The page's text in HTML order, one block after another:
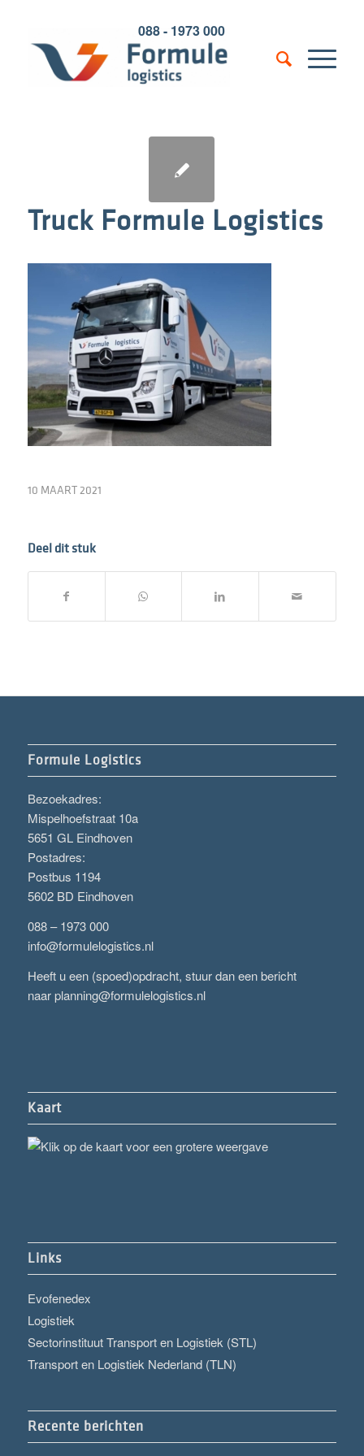
088 - 1973 000
Truck Formule Logistics
10 MAART 2021
Deel dit stuk
Formule Logistics
Bezoekadres:
Mispelhoefstraat 10a
5651 GL Eindhoven
Postadres:
Postbus 1194
5602 BD Eindhoven
088 – 1973 000
info@formulelogistics.nl
Heeft u een (spoed)opdracht, stuur dan een bericht
naarplanning@formulelogistics.nl
Kaart
Links
Evofenedex
Logistiek
Sectorinstituut Transport en Logistiek (STL)
Transport en Logistiek Nederland (TLN)
Recente berichten